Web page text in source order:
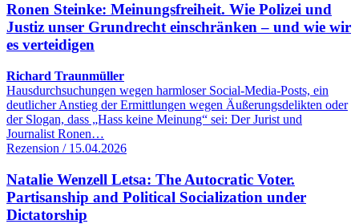
Ronen Steinke: Meinungsfreiheit. Wie Polizei und
Justiz unser Grundrecht einschränken – und wie wir
es verteidigen
Richard Traunmüller
Hausdurchsuchungen wegen harmloser Social-Media-Posts, ein
deutlicher Anstieg der Ermittlungen wegen Äußerungsdelikten oder
der Slogan, dass „Hass keine Meinung“ sei: Der Jurist und
Journalist Ronen…
Rezension / 15.04.2026
Natalie Wenzell Letsa: The Autocratic Voter.
Partisanship and Political Socialization under
Dictatorship